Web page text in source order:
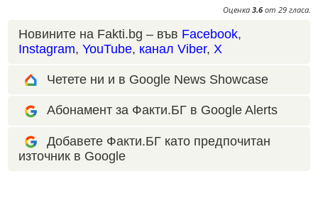
Оценка 3.6 от 29 гласа.
Новините на Fakti.bg – във Facebook,
Instagram, YouTube, канал Viber, X
Четете ни и в Google News Showcase
Абонамент за Факти.БГ в Google Alerts
Добавете Факти.БГ като предпочитан
източник в Google